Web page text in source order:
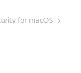
for macOS